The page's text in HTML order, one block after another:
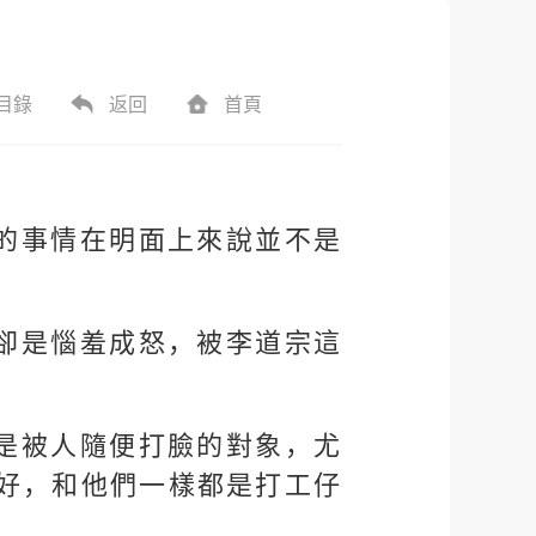
錄 返回 首頁
事情在明面上來說並不是
是惱羞成怒，被李道宗這
被人隨便打臉的對象，尤
，和他們一樣都是打工仔